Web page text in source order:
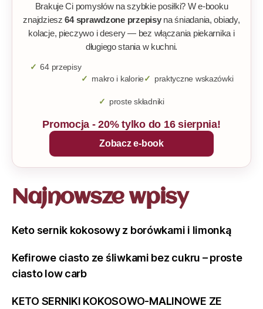
Brakuje Ci pomysłów na szybkie posiłki? W e-booku
znajdziesz64 sprawdzone przepisyna śniadania, obiady,
kolacje, pieczywo i desery — bez włączania piekarnika i
długiego stania w kuchni.
64 przepisy
makro i kalorie
praktyczne wskazówki
proste składniki
Promocja - 20% tylko do 16 sierpnia!
Zobacz e-book
Najnowsze wpisy
Keto sernik kokosowy z borówkami i limonką
Kefirowe ciasto ze śliwkami bez cukru – proste
ciasto low carb
KETO SERNIKI KOKOSOWO-MALINOWE ZE